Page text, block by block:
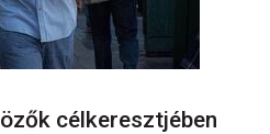
célkeresztjében